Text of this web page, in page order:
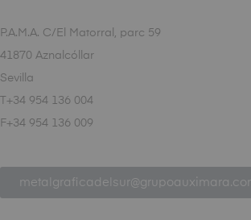
P.A.M.A. C/El Matorral, parc 59
41870 Aznalcóllar
Sevilla
T+34 954 136 004
F+34 954 136 009